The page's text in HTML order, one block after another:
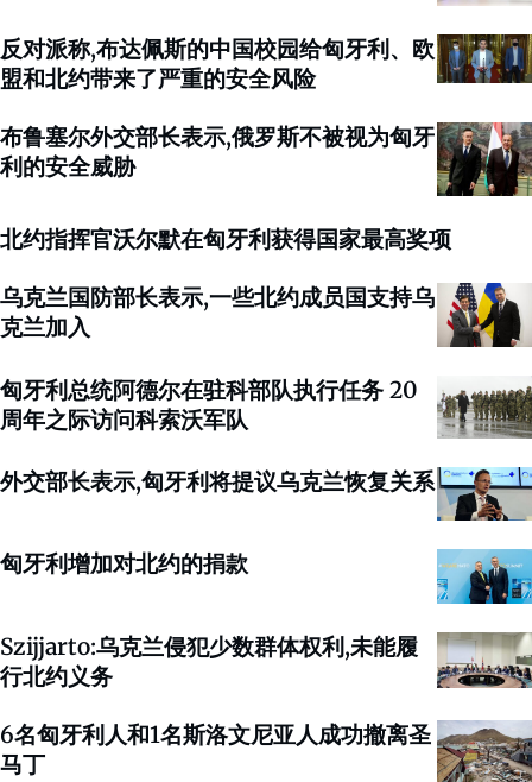
反对派称,布达佩斯的中国校园给匈牙利、欧
盟和北约带来了严重的安全风险
布鲁塞尔外交部长表示,俄罗斯不被视为匈牙
利的安全威胁
北约指挥官沃尔默在匈牙利获得国家最高奖项
乌克兰国防部长表示,一些北约成员国支持乌
克兰加入
匈牙利总统阿德尔在驻科部队执行任务 20
周年之际访问科索沃军队
外交部长表示,匈牙利将提议乌克兰恢复关系
匈牙利增加对北约的捐款
Szijjarto:乌克兰侵犯少数群体权利,未能履
行北约义务
6名匈牙利人和1名斯洛文尼亚人成功撤离圣
马丁